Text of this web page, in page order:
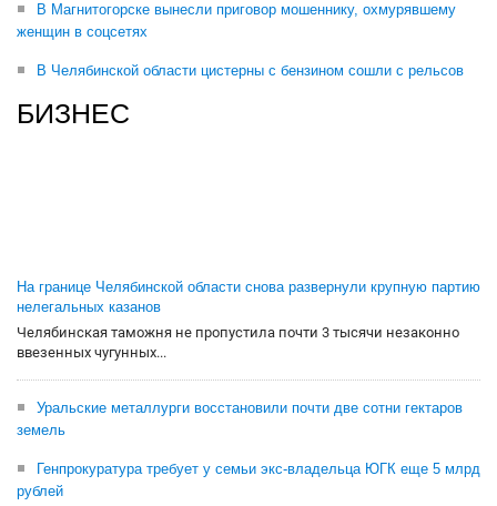
В Магнитогорске вынесли приговор мошеннику, охмурявшему
женщин в соцсетях
В Челябинской области цистерны с бензином сошли с рельсов
БИЗНЕС
На границе Челябинской области снова развернули крупную партию
нелегальных казанов
Челябинская таможня не пропустила почти 3 тысячи незаконно
ввезенных чугунных...
Уральские металлурги восстановили почти две сотни гектаров
земель
Генпрокуратура требует у семьи экс-владельца ЮГК еще 5 млрд
рублей